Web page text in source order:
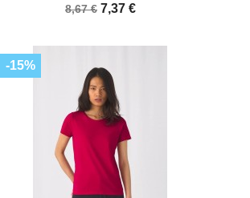
8,67 € 7,37 €
-15%